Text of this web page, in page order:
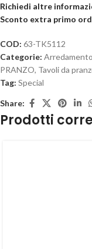
Richiedi altre
Sconto extra primo
COD: 63-TK5112
Categorie: Arredamento
PRANZO, Tavoli da
Tag: Special
Share:
Prodotti